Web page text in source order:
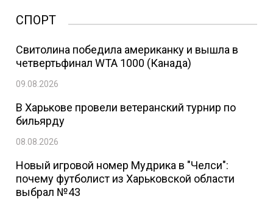
СПОРТ
Свитолина победила американку и вышла в
четвертьфинал WTA 1000 (Канада)
09.08.2026
В Харькове провели ветеранский турнир по
бильярду
08.08.2026
Новый игровой номер Мудрика в "Челси":
почему футболист из Харьковской области
выбрал №43